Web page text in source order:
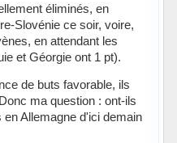
éliminés, en
Slovénie ce soir, voire,
en attendant les
et Géorgie ont 1 pt).
de buts favorable, ils
ma question : ont-ils
Allemagne d'ici demain